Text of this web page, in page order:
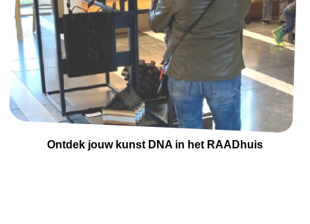
Ontdek jouw kunst DNA in het RAADhuis